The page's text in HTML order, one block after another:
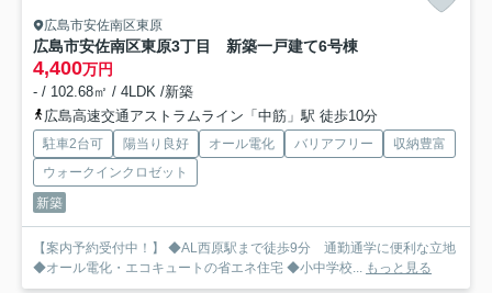
広島市安佐南区東原
広島市安佐南区東原3丁目 新築一戸建て6号棟
4,400万円
- / 102.68㎡ / 4LDK /新築
広島高速交通アストラムライン「中筋」駅 徒歩10分
駐車2台可 陽当り良好 オール電化 バリアフリー
収納豊富
ウォークインクロゼット
新築
【案内予約受付中！】 ◆AL西原駅まで徒歩9分 通勤通学に便利な立地
◆オール電化・エコキュートの省エネ住宅 ◆小中学校... もっと見る